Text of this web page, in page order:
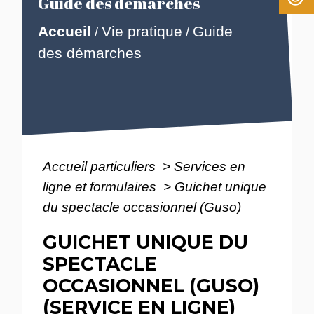
Accueil /Vie pratique / Guide
des démarches
Accueil particuliers > Services en
ligne et formulaires > Guichet unique
du spectacle occasionnel (Guso)
GUICHET UNIQUE DU
SPECTACLE
OCCASIONNEL (GUSO)
(SERVICE EN LIGNE)